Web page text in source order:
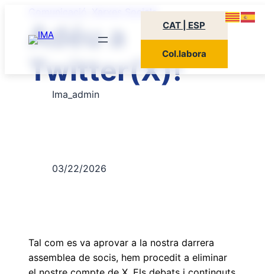
CAT | ESP
Col.labora
Xarxes Socials
Adéu a
Twitter(X)!
Ima_admin
03/22/2026
Tal com es va aprovar a la nostra darrera
assemblea de socis, hem procedit a eliminar